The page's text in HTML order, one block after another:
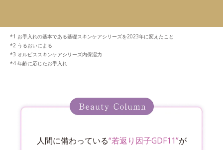
お手入れの基本である基礎スキンケアシリーズを2023年に変えたこと
うるおいによる
オルビススキンケアシリーズ内保湿力
年齢に応じたお手入れ
人間に備わっている“若返り因子GDF11”が